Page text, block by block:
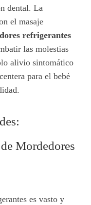
dental. La
el masaje
refrigerantes
las molestias
alivio sintomático
para el bebé
Mordedores
es vasto y